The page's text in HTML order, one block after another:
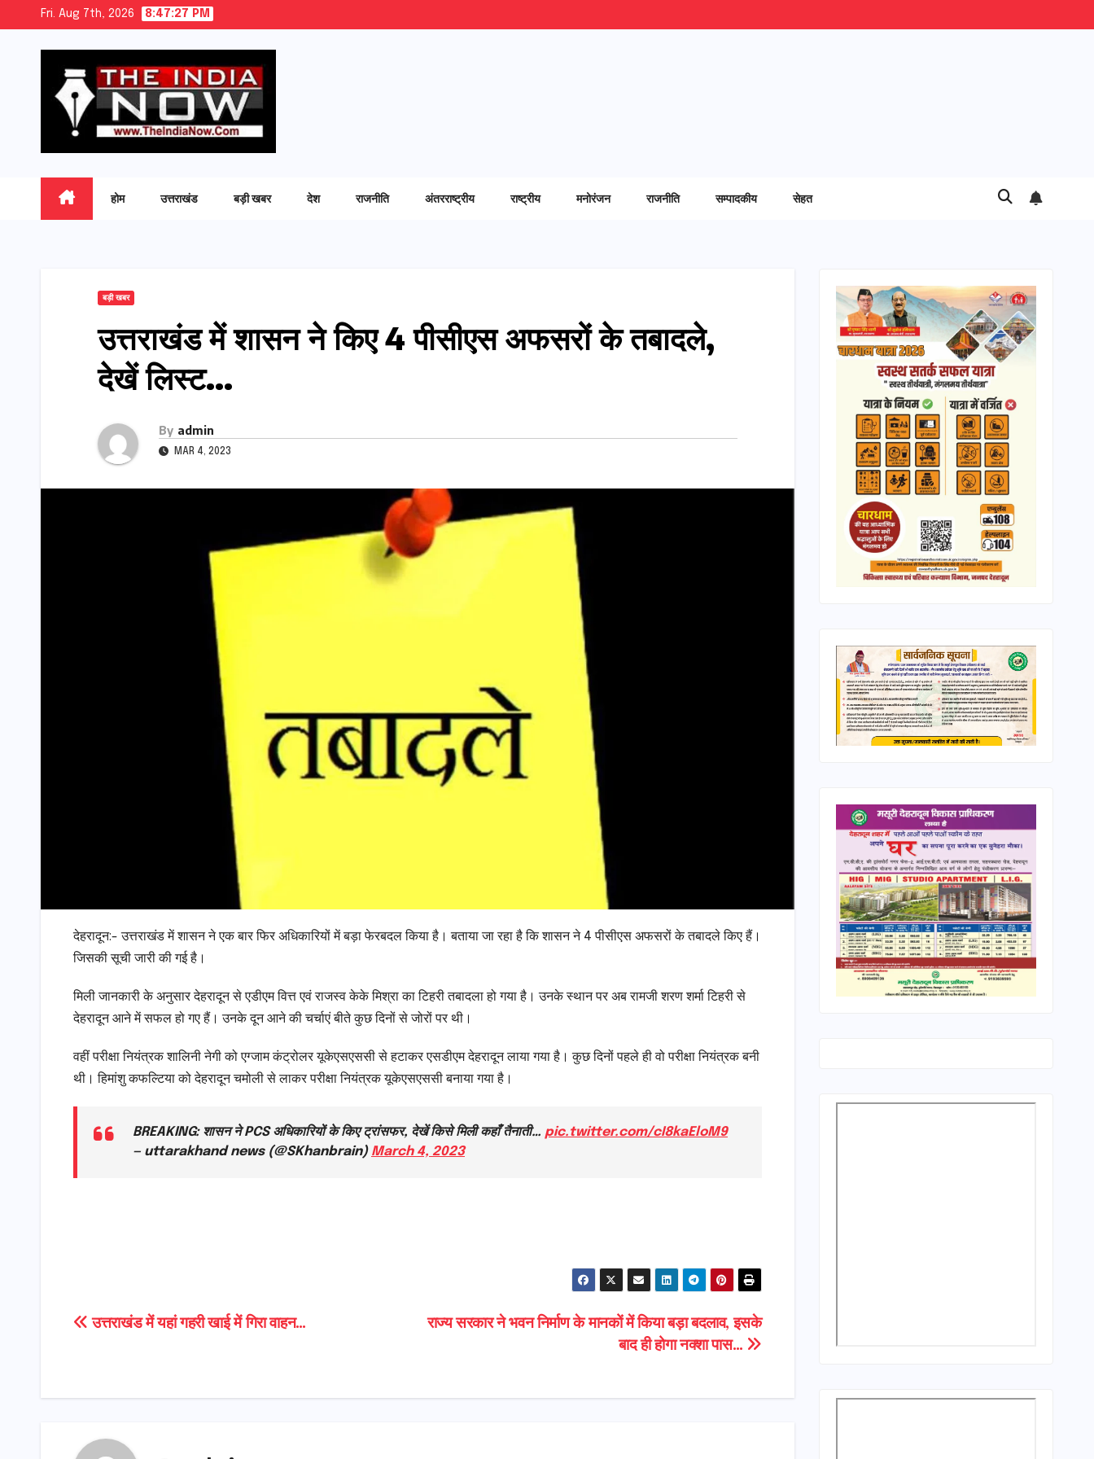
Fri. Aug 7th, 2026 8:47:28 PM
होम उत्तराखंड बड़ी खबर देश राजनीति अंतरराष्ट्रीय राष्ट्रीय मनोरंजन राजनीति सम्पादकीय सेहत
बड़ी खबर
उत्तराखंड में शासन ने किए 4 पीसीएस अफसरों के तबादले,
देखें लिस्ट…
By admin
MAR 4, 2023
देहरादून:- उत्तराखंड में शासन ने एक बार फिर अधिकारियों में बड़ा फेरबदल किया है। बताया जा रहा है कि शासन ने 4 पीसीएस अफसरों के तबादले किए हैं।
जिसकी सूची जारी की गई है।
मिली जानकारी के अनुसार देहरादून से एडीएम वित्त एवं राजस्व केके मिश्रा का टिहरी तबादला हो गया है। उनके स्थान पर अब रामजी शरण शर्मा टिहरी से
देहरादून आने में सफल हो गए हैं। उनके दून आने की चर्चाएं बीते कुछ दिनों से जोरों पर थी।
वहीं परीक्षा नियंत्रक शालिनी नेगी को एग्जाम कंट्रोलर यूकेएसएससी से हटाकर एसडीएम देहरादून लाया गया है। कुछ दिनों पहले ही वो परीक्षा नियंत्रक बनी
थी। हिमांशु कफल्टिया को देहरादून चमोली से लाकर परीक्षा नियंत्रक यूकेएसएससी बनाया गया है।
BREAKING: शासन ने PCS अधिकारियों के किए ट्रांसफर, देखें किसे मिली कहाँ तैनाती… pic.twitter.com/cI8kaEloM9
— uttarakhand news (@SKhanbrain) March 4, 2023
Post
राज्य सरकार ने भवन निर्माण के मानकों में किया बड़ा बदलाव, इसके
बाद ही होगा नक्शा पास…
उत्तराखंड में यहां गहरी खाई में गिरा वाहन…